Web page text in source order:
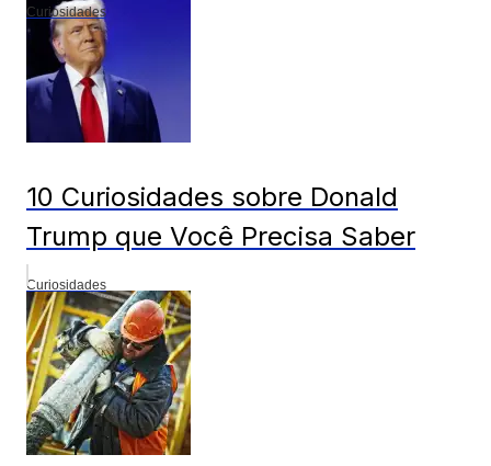
Curiosidades
10 Curiosidades sobre Donald
Trump que Você Precisa Saber
Curiosidades